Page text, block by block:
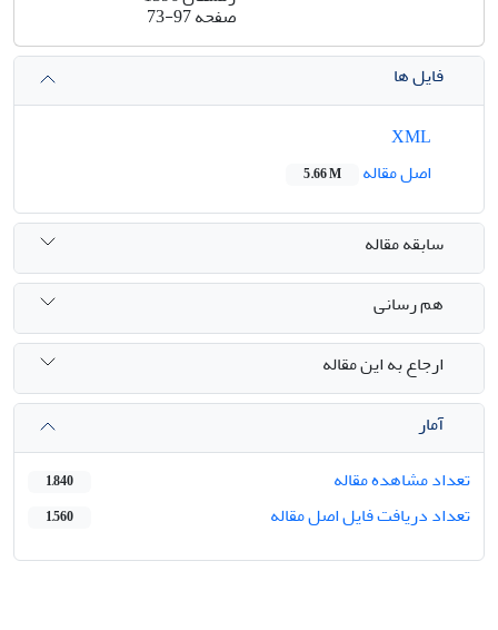
صفحه73-97
فایل ها
اصل مقاله
5.66 M
سابقه مقاله
هم رسانی
ارجاع به این مقاله
آمار
تعداد مشاهده مقاله
1,840
تعداد دریافت فایل اصل مقاله 1,560